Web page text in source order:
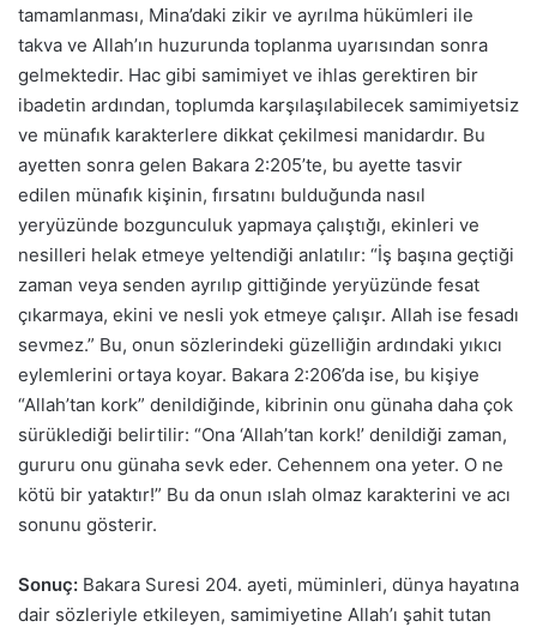
tamamlanması, Mina’daki zikir ve ayrılma hükümleri ile
takva ve Allah’ın huzurunda toplanma uyarısından sonra
gelmektedir. Hac gibi samimiyet ve ihlas gerektiren bir
ibadetin ardından, toplumda karşılaşılabilecek samimiyetsiz
ve münafık karakterlere dikkat çekilmesi manidardır. Bu
ayetten sonra gelen Bakara 2:205’te, bu ayette tasvir
edilen münafık kişinin, fırsatını bulduğunda nasıl
yeryüzünde bozgunculuk yapmaya çalıştığı, ekinleri ve
nesilleri helak etmeye yeltendiği anlatılır: “İş başına geçtiği
zaman veya senden ayrılıp gittiğinde yeryüzünde fesat
çıkarmaya, ekini ve nesli yok etmeye çalışır. Allah ise fesadı
sevmez.” Bu, onun sözlerindeki güzelliğin ardındaki yıkıcı
eylemlerini ortaya koyar. Bakara 2:206’da ise, bu kişiye
“Allah’tan kork” denildiğinde, kibrinin onu günaha daha çok
sürüklediği belirtilir: “Ona ‘Allah’tan kork!’ denildiği zaman,
gururu onu günaha sevk eder. Cehennem ona yeter. O ne
kötü bir yataktır!” Bu da onun ıslah olmaz karakterini ve acı
sonunu gösterir.
Sonuç: Bakara Suresi 204. ayeti, müminleri, dünya hayatına
dair sözleriyle etkileyen, samimiyetine Allah’ı şahit tutan